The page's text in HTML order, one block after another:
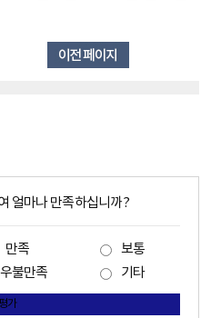
얼마나 만족하십니까?
만족
보통
불만족 기타
평가